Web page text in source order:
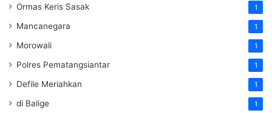
Ormas Keris Sasak 1
Mancanegara 1
Morowali 1
Polres Pematangsiantar 1
Defile Meriahkan 1
di Balige 1